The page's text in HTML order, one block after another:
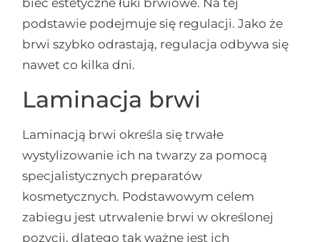
biec estetyczne łuki brwiowe. Na tej
podstawie podejmuje się regulacji. Jako że
brwi szybko odrastają, regulacja odbywa się
nawet co kilka dni.
Laminacja brwi
Laminacją brwi określa się trwałe
wystylizowanie ich na twarzy za pomocą
specjalistycznych preparatów
kosmetycznych. Podstawowym celem
zabiegu jest utrwalenie brwi w określonej
pozycji, dlatego tak ważne jest ich